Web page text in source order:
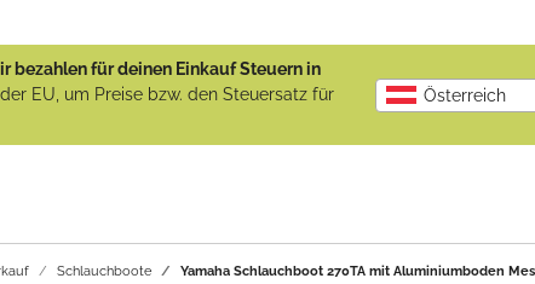
bezahlen für deinen Einkauf Steuern in
EU, um Preise bzw. den Steuersatz für
Österreich
Schlauchboote Yamaha Schlauchboot 270TA mit Aluminiumboden